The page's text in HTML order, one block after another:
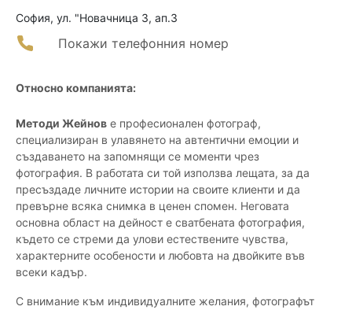
София, ул. "Новачница 3, ап.3
Покажи телефонния номер
Относно компанията:
Методи Жейнов е професионален фотограф,
специализиран в улавянето на автентични емоции и
създаването на запомнящи се моменти чрез
фотография. В работата си той използва лещата, за да
пресъздаде личните истории на своите клиенти и да
превърне всяка снимка в ценен спомен. Неговата
основна област на дейност е сватбената фотография,
където се стреми да улови естествените чувства,
характерните особености и любовта на двойките във
всеки кадър.
С внимание към индивидуалните желания, фотографът